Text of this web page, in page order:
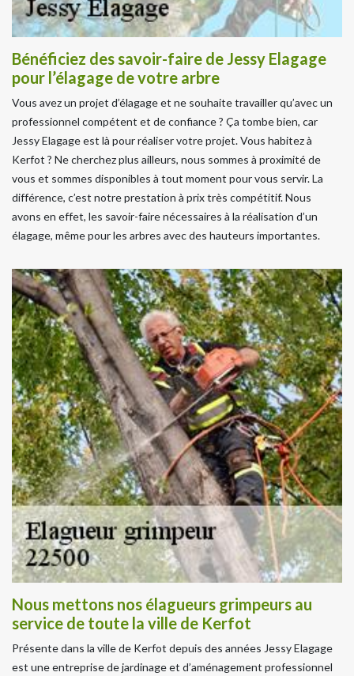
Bénéficiez des savoir-faire de Jessy Elagage
pour l’élagage de votre arbre
Vous avez un projet d’élagage et ne souhaite travailler qu’avec un
professionnel compétent et de confiance ? Ça tombe bien, car
Jessy Elagage est là pour réaliser votre projet. Vous habitez à
Kerfot ? Ne cherchez plus ailleurs, nous sommes à proximité de
vous et sommes disponibles à tout moment pour vous servir. La
différence, c’est notre prestation à prix très compétitif. Nous
avons en effet, les savoir-faire nécessaires à la réalisation d’un
élagage, même pour les arbres avec des hauteurs importantes.
Nous mettons nos élagueurs grimpeurs au
service de toute la ville de Kerfot
Présente dans la ville de Kerfot depuis des années Jessy Elagage
est une entreprise de jardinage et d’aménagement professionnel